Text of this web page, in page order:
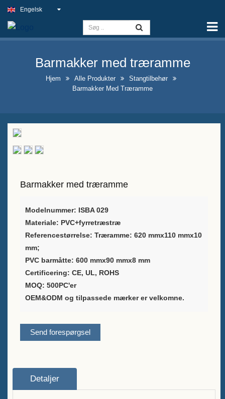
Kapacitet
Slim Light-skilt
Udendørs pubskilt
neonskilte
for spiritusflasker
A-ramme kridtstavleskilte til
salg
Leverandør af
vinemballageløsninger
Brugerdefineret barmenuholder
Stativ til bord
Stangtilbehør
Engelsk
Barmakker med træramme
Hjem Alle Produkter
Stangtilbehør
Barmakker Med Træramme
Barmakker med træramme
Modelnummer: ISBA 029
Materiale: PVC+fyrretræstræ
Referencestørrelse: Træramme: 620 mmx110 mmx10
mm;
PVC barmåtte: 600 mmx90 mmx8 mm
Certificering: CE, UL, ROHS
MOQ: 500PC'er
OEM&ODM og tilpassede mærker er velkomne.
Send forespørgsel
Detaljer